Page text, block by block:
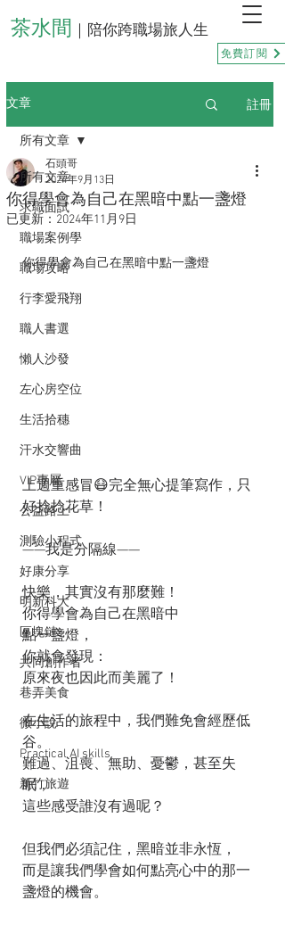
茶水間 ｜陪你跨職場旅人生
免費訂閱
文章 註冊
所有文章
求職面試
職場案例學
職場攻略
行李愛飛翔
職人書選
懶人沙發
左心房空位
生活拾穗
汗水交響曲
VIP專屬
公益路上
測驗小程式
好康分享
明新科大
區塊鏈
共同創作者
巷弄美食
微小說
Practical AI skills
新竹旅遊
所有文章
你得學會為自己在黑暗中點一盞燈
石頭哥
2024年9月13日
已更新： 2024年11月9日
你得學會為自己在黑暗中點一盞燈
上週重感冒😷完全無心提筆寫作，只
好捻捻花草！
——我是分隔線——
快樂，其實沒有那麼難！
你得學會為自己在黑暗中
點一盞燈，
你就會發現：
原來夜也因此而美麗了！
在生活的旅程中，我們難免會經歷低
谷。
難過、沮喪、無助、憂鬱，甚至失
眠，
這些感受誰沒有過呢？
但我們必須記住，黑暗並非永恆，
而是讓我們學會如何點亮心中的那一
盞燈的機會。